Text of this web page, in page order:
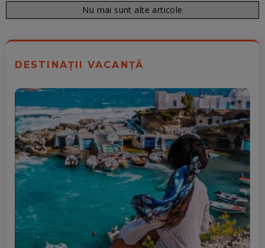
Nu mai sunt alte articole
DESTINAȚII VACANȚĂ